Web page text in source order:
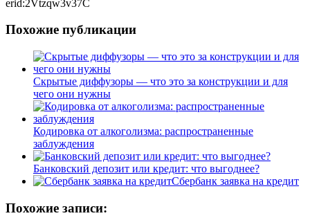
erid:2Vtzqw3v37C
Похожие публикации
Скрытые диффузоры — что это за конструкции и для
чего они нужны
Кодировка от алкоголизма: распространенные
заблуждения
Банковский депозит или кредит: что выгоднее?
Cбербанк заявка на кредит
Похожие записи: